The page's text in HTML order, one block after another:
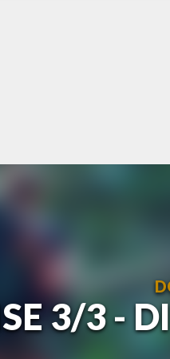
3/3 -